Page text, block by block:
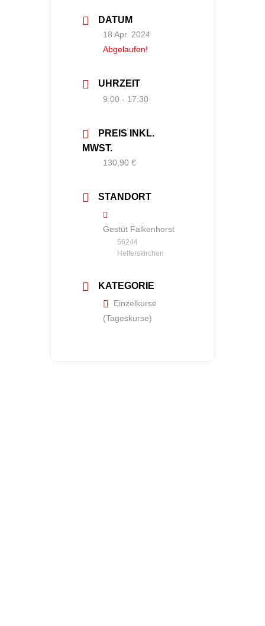
DATUM
18 Apr. 2024
Abgelaufen!
UHRZEIT
9:00 - 17:30
PREIS INKL.
MWST.
130,90 €
STANDORT
Gestüt Falkenhorst
56244
Helferskirchen
KATEGORIE
Einzelkurse
(Tageskurse)